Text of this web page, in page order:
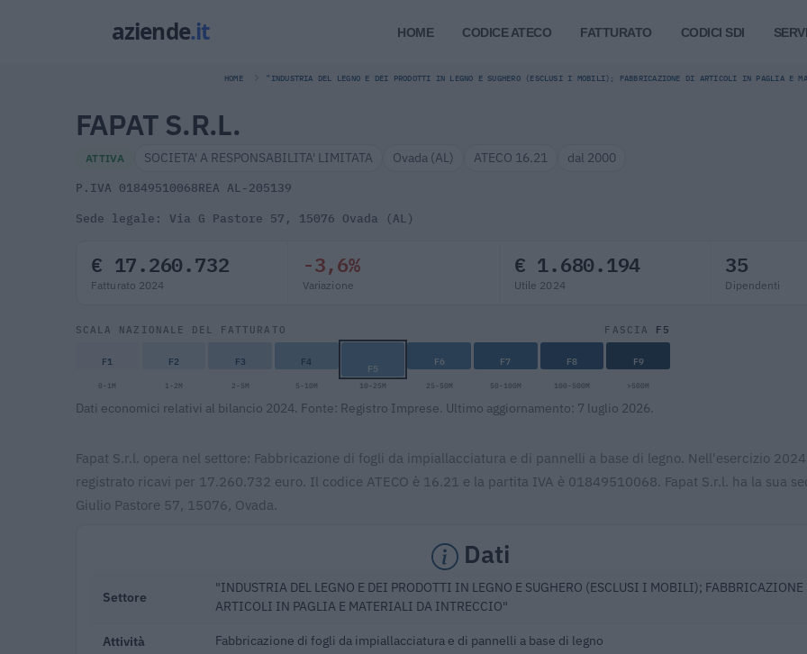
HOME CODICE ATECO FATTURATO CODICI SDI
HOME "INDUSTRIA DEL LEGNO E DEI PRODOTTI IN LEGNO E SUGHERO (ESCLUSI I MOBILI); FABBRICAZIONE DI ARTICOLI IN PAGLIA E
FAPAT S.R.L.
ATTIVA SOCIETA' A RESPONSABILITA' LIMITATA Ovada (AL) ATECO 16.21 dal 2000
P.IVA 01849510068REA AL-205139
Sede legale: Via G Pastore 57, 15076 Ovada (AL)
€ 17.260.732
Fatturato 2024
-3,6%
Variazione
€ 1.680.194
Utile 2024
35
Dipendenti
SCALA NAZIONALE DEL FATTURATO FASCIA F5
F1 F2 F3 F4 F5 F6 F7 F8 F9
0-1M 1-2M 2-5M 5-10M 10-25M 25-50M 50-100M 100-500M >500M
Dati economici relativi al bilancio 2024. Fonte: Registro Imprese. Ultimo aggiornamento: 7 luglio 2026.
Fapat S.r.l. opera nel settore: Fabbricazione di fogli da impiallacciatura e di pannelli a base di legno. Nell'esercizio
registrato ricavi per 17.260.732 euro. Il codice ATECO è 16.21 e la partita IVA è 01849510068. Fapat S.r.l. ha la sua
Giulio Pastore 57, 15076, Ovada.
Dati
Settore
"INDUSTRIA DEL LEGNO E DEI PRODOTTI IN LEGNO E SUGHERO (ESCLUSI I MOBILI);
ARTICOLI IN PAGLIA E MATERIALI DA INTRECCIO"
Attività Fabbricazione di fogli da impiallacciatura e di pannelli a base di legno